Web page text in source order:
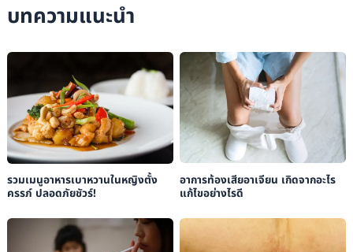
Journal of Neuroscience
Corpus Callosum],”Neuro-Chirurgie, 44(1 Suppl), 17–30.
บทความแนะนำ
รวมเมนูอาหารเบาหวานในหญิงตั้ง
ครรภ์ ปลอดภัยชัวร์!
อาการท้องเสียอาเจียน เกิดจากอะไร
แก้ไขอย่างไรดี